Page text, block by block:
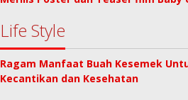
Life Style
Ragam Manfaat Buah Kesemek
Kecantikan dan Kesehatan